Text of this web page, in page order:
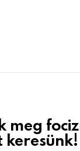
meg
keresünk!